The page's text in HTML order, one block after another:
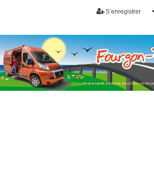
S’enregistrer
Fourgon-plaisir.com
Forum de conseils et d'entraide des utilisateurs
aménagés, vans et de camping-car. Partagez